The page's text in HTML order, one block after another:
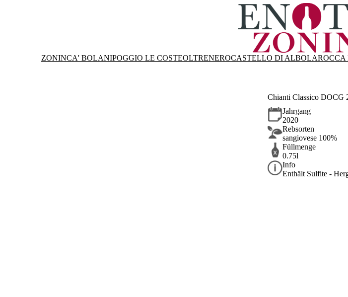
ZONINCA' BOLANIPOGGIO LE COSTEOLTRENEROCASTELLO DI ALBOLAROCCA
Chianti Classico DOCG
Jahrgang
2020
Rebsorten
sangiovese 100%
Füllmenge
0.75l
Info
Enthält Sulfite -